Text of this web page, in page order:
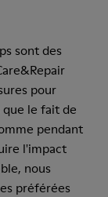
sont des
pour
que le fait de
pendant
l'impact
nous
préférées